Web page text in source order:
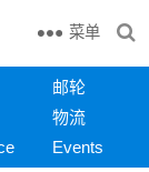
菜单
邮轮
物流
Events